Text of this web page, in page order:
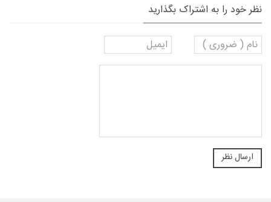
نظر خود را به اشتراک بگذارید